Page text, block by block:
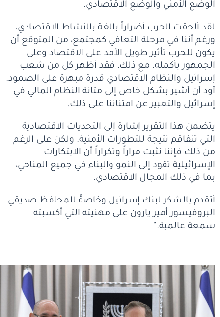
الوضع الأمني ​​والوضع الاقتصادي.
لقد ألحقت الحرب أضراراً بالغة بالنشاط الاقتصادي،
ورغم أننا في مرحلة التعافي كمجتمع، من المتوقع أن
يكون للحرب تأثير طويل الأمد على الاقتصاد وعلى
الجمهور بأكمله. مع ذلك، فقد أظهر كل من شعب
إسرائيل والنظام الاقتصادي قدرة مبهرة على الصمود.
أود أن أشير بشكل خاص إلى متانة النظام المالي في
إسرائيل والتعبير عن امتناننا على ذلك.
يتضمن هذا التقرير إشارة إلى التحديات الاقتصادية
التي تتفاقم نتيجة للتطورات الأمنية. ولكن على الرغم
من ذلك فإننا نثبت مراراً وتكراراً أن الابتكارات
الإسرائيلية تقود إلى النمو والبناء في جميع المناحي،
بما في ذلك المجال الاقتصادي.
أتقدم بالشكر لبنك إسرائيل وخاصةً للمحافظ صديقي
البروفيسور أمير يارون على مهنيته التي أكسبته
سمعة عالمية."